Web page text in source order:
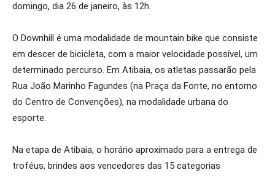
domingo, dia 26 de janeiro, às 12h.
O Downhill é uma modalidade de mountain bike que consiste
em descer de bicicleta, com a maior velocidade possível, um
determinado percurso. Em Atibaia, os atletas passarão pela
Rua João Marinho Fagundes (na Praça da Fonte, no entorno
do Centro de Convenções), na modalidade urbana do
esporte.
Na etapa de Atibaia, o horário aproximado para a entrega de
troféus, brindes aos vencedores das 15 categorias